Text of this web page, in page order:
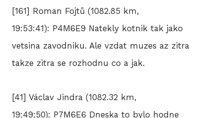
[161] Roman Fojtů (1082.85 km,
19:53:41): P4M6E9 Natekly kotnik tak jako
vetsina zavodniku. Ale vzdat muzes az zitra
takze zitra se rozhodnu co a jak.
[41] Václav Jindra (1082.32 km,
19:49:50): P7M6E6 Dneska to bylo hodne